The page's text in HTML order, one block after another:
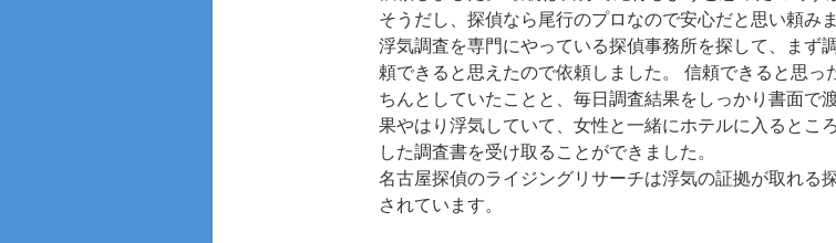
そうだし、探偵なら尾行のプロなので安心だと思い頼み
浮気調査を専門にやっている探偵事務所を探して、まず
頼できると思えたので依頼しました。 信頼できると思っ
ちんとしていたことと、毎日調査結果をしっかり書面で
果やはり浮気していて、女性と一緒にホテルに入るとこ
した調査書を受け取ることができました。
名古屋探偵のライジングリサーチは浮気の証拠が取れる
されています。